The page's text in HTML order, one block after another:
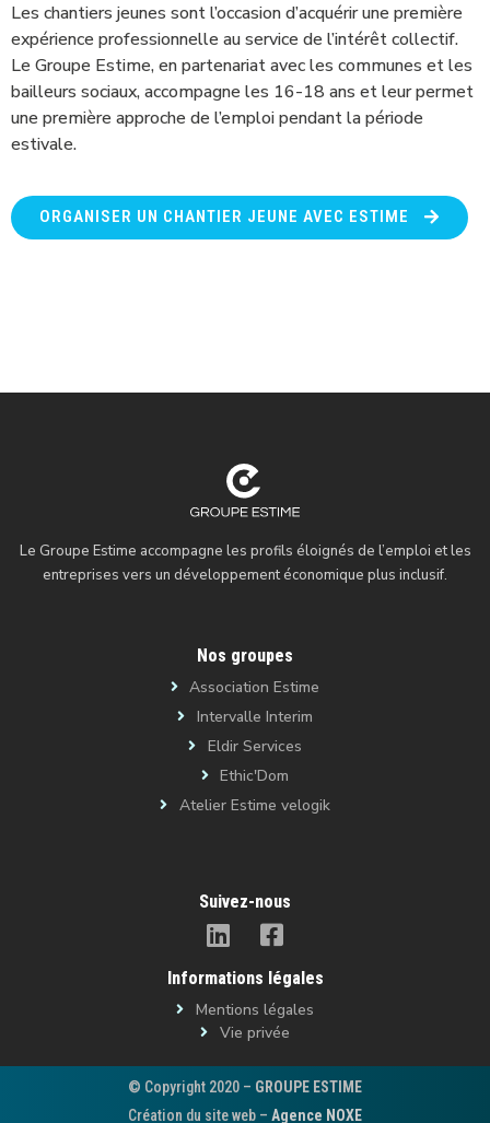
Les chantiers jeunes sont l’occasion d’acquérir une première
expérience professionnelle au service de l’intérêt collectif.
Le Groupe Estime, en partenariat avec les communes et les
bailleurs sociaux, accompagne les 16-18 ans et leur permet
une première approche de l’emploi pendant la période
estivale.
ORGANISER UN CHANTIER JEUNE AVEC ESTIME
Le Groupe Estime accompagne les profils éloignés de l’emploi et les
entreprises vers un développement économique plus inclusif.
Nos groupes
Association Estime
Intervalle Interim
Eldir Services
Ethic'Dom
Atelier Estime velogik
Suivez-nous
Informations légales
Mentions légales
Vie privée
© Copyright 2020 – GROUPE ESTIME
Création du site web – Agence NOXE